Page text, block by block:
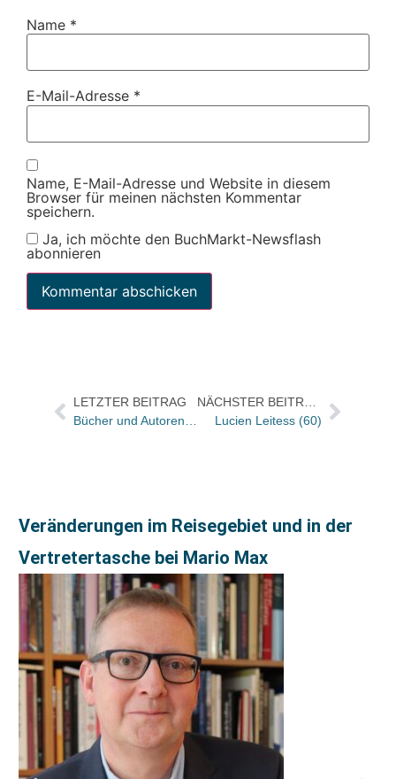
Name *
E-Mail-Adresse *
Name, E-Mail-Adresse und Website in diesem
Browser für meinen nächsten Kommentar
speichern.
Ja, ich möchte den BuchMarkt-Newsflash
abonnieren
LETZTER BEITRAG
Bücher und Autoren aus der Literarischen WELT von morgen – und eine Wiederentdeckung Heinrich Bölls
NÄCHSTER BEITRAG
Lucien Leitess (60)
Veränderungen im Reisegebiet und in der
Vertretertasche bei Mario Max